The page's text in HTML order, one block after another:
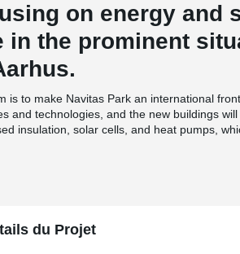
on energy and
in the prominent
is to make Navitas Park an international
and technologies, and the new buildings
insulation, solar cells, and heat pumps,
du Projet